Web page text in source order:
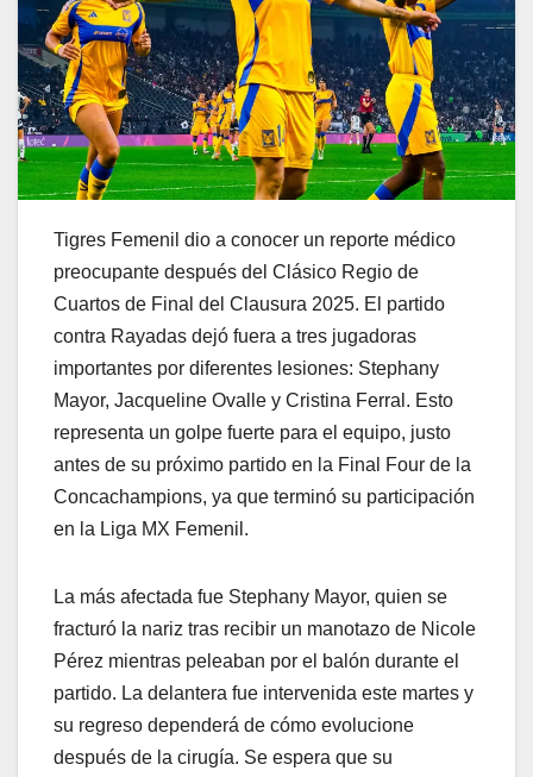
Tigres Femenil dio a conocer un reporte médico
preocupante después del Clásico Regio de
Cuartos de Final del Clausura 2025. El partido
contra Rayadas dejó fuera a tres jugadoras
importantes por diferentes lesiones: Stephany
Mayor, Jacqueline Ovalle y Cristina Ferral. Esto
representa un golpe fuerte para el equipo, justo
antes de su próximo partido en la Final Four de la
Concachampions, ya que terminó su participación
en la Liga MX Femenil.
La más afectada fue Stephany Mayor, quien se
fracturó la nariz tras recibir un manotazo de Nicole
Pérez mientras peleaban por el balón durante el
partido. La delantera fue intervenida este martes y
su regreso dependerá de cómo evolucione
después de la cirugía. Se espera que su